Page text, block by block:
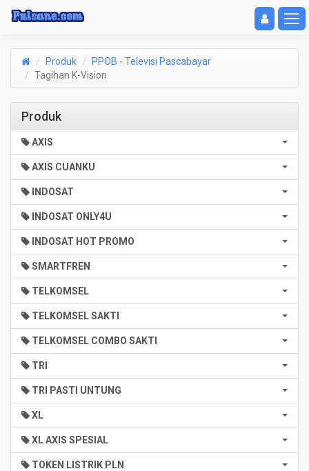
Toggle
Produk
PPOB - Televisi Pascabayar
Tagihan K-Vision
Produk
AXIS
AXIS CUANKU
INDOSAT
INDOSAT ONLY4U
INDOSAT HOT PROMO
SMARTFREN
TELKOMSEL
TELKOMSEL SAKTI
TELKOMSEL COMBO SAKTI
TRI
TRI PASTI UNTUNG
XL
XL AXIS SPESIAL
TOKEN LISTRIK PLN